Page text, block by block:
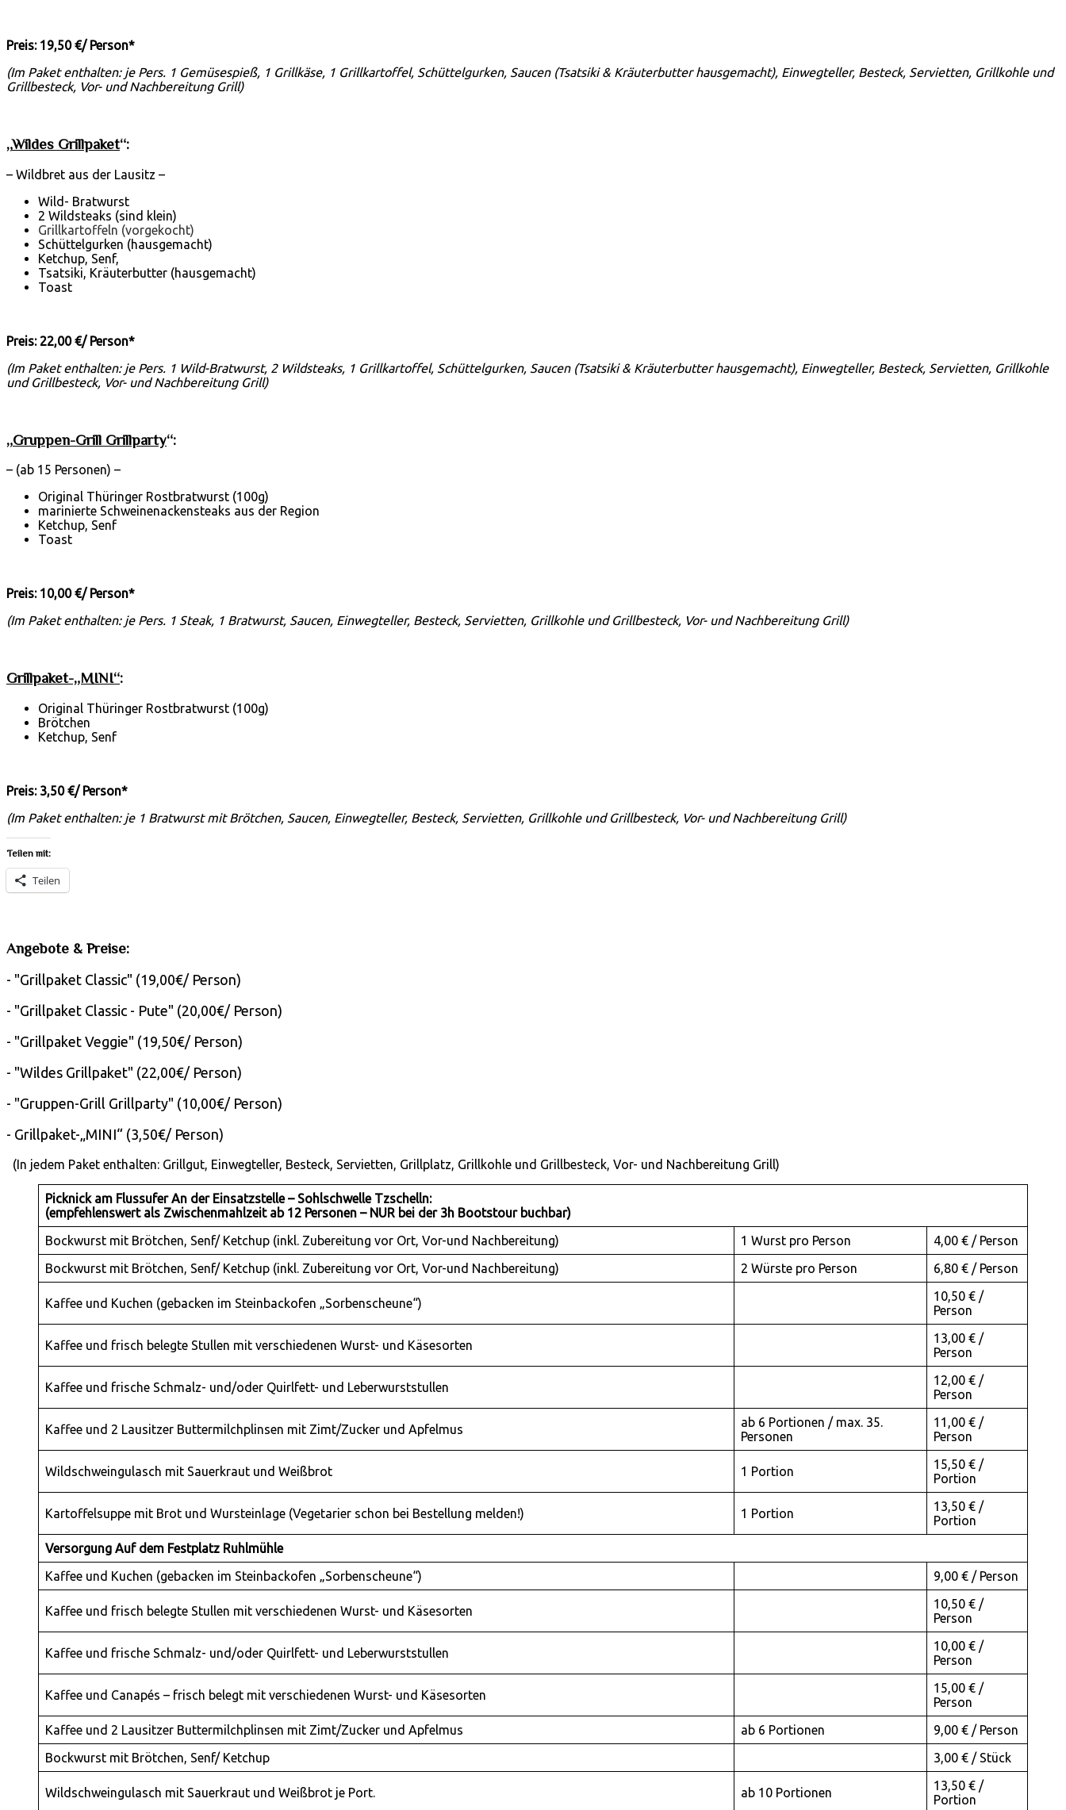
Preis: 19,50 €/ Person*
(Im Paket enthalten: je Pers. 1 Gemüsespieß, 1 Grillkäse, 1 Grillkartoffel, Schüttelgurken, Saucen (Tsatsiki & Kräuterbutter hausgemacht), Einwegteller, Besteck, Servietten, Grillkohle und
Grillbesteck, Vor- und Nachbereitung Grill)
„Wildes Grillpaket“:
– Wildbret aus der Lausitz –
Wild- Bratwurst
2 Wildsteaks (sind klein)
Grillkartoffeln (vorgekocht)
Schüttelgurken (hausgemacht)
Ketchup, Senf,
Tsatsiki, Kräuterbutter (hausgemacht)
Toast
Preis: 22,00 €/ Person*
(Im Paket enthalten: je Pers. 1 Wild-Bratwurst, 2 Wildsteaks, 1 Grillkartoffel, Schüttelgurken, Saucen (Tsatsiki & Kräuterbutter hausgemacht), Einwegteller, Besteck, Servietten, Grillkohle
und Grillbesteck, Vor- und Nachbereitung Grill)
„Gruppen-Grill Grillparty“:
– (ab 15 Personen) –
Original Thüringer Rostbratwurst (100g)
marinierte Schweinenackensteaks aus der Region
Ketchup, Senf
Toast
Preis: 10,00 €/ Person*
(Im Paket enthalten: je Pers. 1 Steak, 1 Bratwurst, Saucen, Einwegteller, Besteck, Servietten, Grillkohle und Grillbesteck, Vor- und Nachbereitung Grill)
Grillpaket-„MINI“:
Original Thüringer Rostbratwurst (100g)
Brötchen
Ketchup, Senf
Preis: 3,50 €/ Person*
(Im Paket enthalten: je 1 Bratwurst mit Brötchen, Saucen, Einwegteller, Besteck, Servietten, Grillkohle und Grillbesteck, Vor- und Nachbereitung Grill)
Teilen mit:
Teilen
Angebote & Preise:
- "Grillpaket Classic" (19,00€/ Person)
- "Grillpaket Classic - Pute" (20,00€/ Person)
- "Grillpaket Veggie" (19,50€/ Person)
- "Wildes Grillpaket" (22,00€/ Person)
- "Gruppen-Grill Grillparty" (10,00€/ Person)
- Grillpaket-„MINI“ (3,50€/ Person)
(In jedem Paket enthalten: Grillgut, Einwegteller, Besteck, Servietten, Grillplatz, Grillkohle und Grillbesteck, Vor- und Nachbereitung Grill)
Picknick am Flussufer An der Einsatzstelle – Sohlschwelle Tzschelln:
(empfehlenswert als Zwischenmahlzeit ab 12 Personen – NUR bei der 3h Bootstour buchbar)
Bockwurst mit Brötchen, Senf/ Ketchup (inkl. Zubereitung vor Ort, Vor-und Nachbereitung)
1 Wurst pro Person
4,00 € / Person
Bockwurst mit Brötchen, Senf/ Ketchup (inkl. Zubereitung vor Ort, Vor-und Nachbereitung)
2 Würste pro Person 6,80 € / Person
Kaffee und Kuchen (gebacken im Steinbackofen „Sorbenscheune“)
10,50 € /
Person
Kaffee und frisch belegte Stullen mit verschiedenen Wurst- und Käsesorten
13,00 € /
Person
Kaffee und frische Schmalz- und/oder Quirlfett- und Leberwurststullen
12,00 € /
Person
Kaffee und 2 Lausitzer Buttermilchplinsen mit Zimt/Zucker und Apfelmus
ab 6 Portionen / max. 35.
Personen
11,00 € /
Person
Wildschweingulasch mit Sauerkraut und Weißbrot 1 Portion
15,50 € /
Portion
Kartoffelsuppe mit Brot und Wursteinlage (Vegetarier schon bei Bestellung melden!) 1 Portion
13,50 € /
Portion
Versorgung Auf dem Festplatz Ruhlmühle
Kaffee und Kuchen (gebacken im Steinbackofen „Sorbenscheune“)
9,00 € / Person
Kaffee und frisch belegte Stullen mit verschiedenen Wurst- und Käsesorten
10,50 € /
Person
Kaffee und frische Schmalz- und/oder Quirlfett- und Leberwurststullen
10,00 € /
Person
Kaffee und Canapés – frisch belegt mit verschiedenen Wurst- und Käsesorten
15,00 € /
Person
Kaffee und 2 Lausitzer Buttermilchplinsen mit Zimt/Zucker und Apfelmus
ab 6 Portionen
9,00 € / Person
Bockwurst mit Brötchen, Senf/ Ketchup
3,00 € / Stück
Wildschweingulasch mit Sauerkraut und Weißbrot je Port. ab 10 Portionen
13,50 € /
Portion